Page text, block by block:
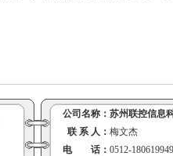
公司名称： 苏州联控信息
联 系 人： 梅文杰
电 话： 0512-